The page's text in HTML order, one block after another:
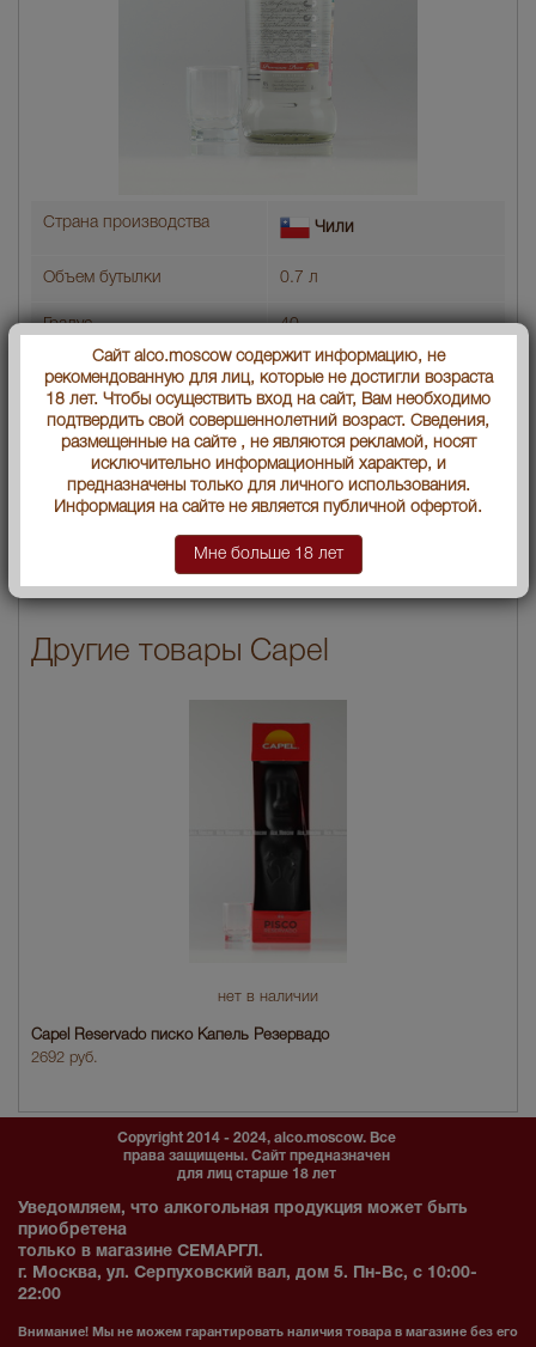
Страна производства Чили
Объем бутылки 0.7 л
Градус 40
Артикул 23562
Производитель
"Кооператива Агрикола
Пискера Эльки Лтда"
Условия продаж: Только самовывоз
Цена:
Другие товары Capel
нет в наличии
Capel Reservado писко Капель Резервадо
2692 руб.
Copyright 2014 - 2024, alco.moscow. Все
права защищены. Сайт предназначен
для лиц старше 18 лет
Уведомляем, что алкогольная продукция может быть
приобретена
только в магазине СЕМАРГЛ.
г. Москва, ул. Серпуховский вал, дом 5. Пн-Вс, с 10:00-
22:00
Внимание! Мы не можем гарантировать наличия товара в магазине без его
Сайт alco.moscow содержит информацию, не
рекомендованную для лиц, которые не достигли возраста
18 лет. Чтобы осуществить вход на сайт, Вам необходимо
подтвердить свой совершеннолетний возраст. Сведения,
размещенные на сайте , не являются рекламой, носят
исключительно информационный характер, и
предназначены только для личного использования.
Информация на сайте не является публичной офертой.
Мне больше 18 лет